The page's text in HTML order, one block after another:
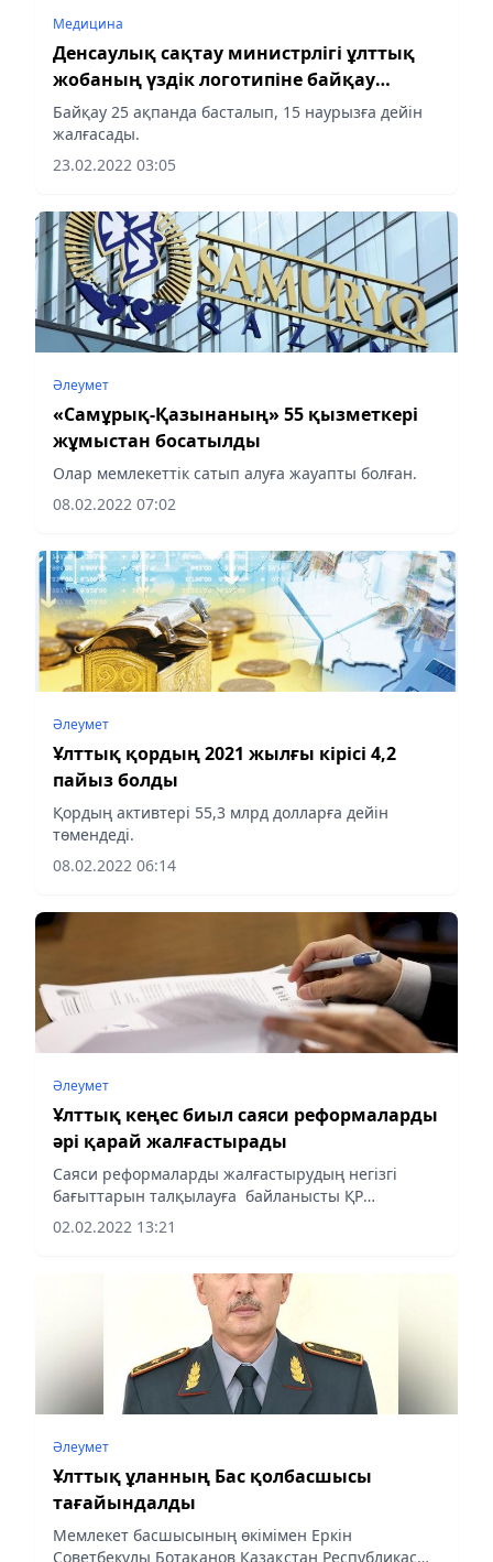
Медицина
Денсаулық сақтау министрлігі ұлттық
жобаның үздік логотипіне байқау
жариялады
Байқау 25 ақпанда басталып, 15 наурызға дейін
жалғасады.
23.02.2022 03:05
Әлеумет
«Самұрық-Қазынаның» 55 қызметкері
жұмыстан босатылды
Олар мемлекеттік сатып алуға жауапты болған.
08.02.2022 07:02
Әлеумет
Ұлттық қордың 2021 жылғы кірісі 4,2
пайыз болды
Қордың активтері 55,3 млрд долларға дейін
төмендеді.
08.02.2022 06:14
Әлеумет
Ұлттық кеңес биыл саяси реформаларды
әрі қарай жалғастырады
Саяси реформаларды жалғастырудың негізгі
бағыттарын талқылауға байланысты ҚР
Мемлекеттік хатшысы Ерлан Қариннің
қатысуымен Ұлттық қоғамдық сенім кеңесі
02.02.2022 13:21
Әлеумет
Ұлттық ұланның Бас қолбасшысы
тағайындалды
Мемлекет басшысының өкімімен Еркін
Советбекұлы Ботақанов Қазақстан Республикасы